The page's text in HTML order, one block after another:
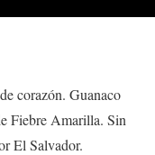
corazón. Guanaco
Fiebre Amarilla. Sin
El Salvador.